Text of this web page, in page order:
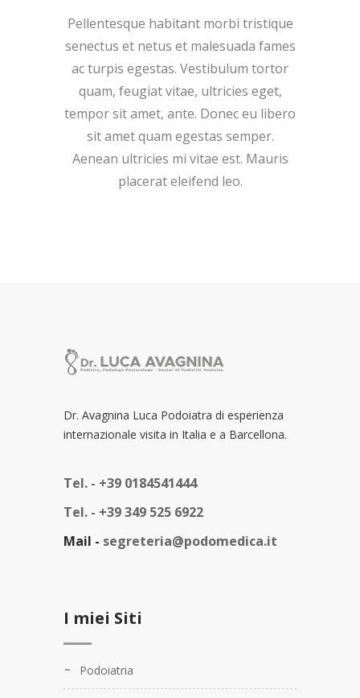
Pellentesque habitant morbi tristique
senectus et netus et malesuada fames
ac turpis egestas. Vestibulum tortor
quam, feugiat vitae, ultricies eget,
tempor sit amet, ante. Donec eu libero
sit amet quam egestas semper.
Aenean ultricies mi vitae est. Mauris
placerat eleifend leo.
Dr. Avagnina Luca Podoiatra di esperienza
internazionale visita in Italia e a Barcellona.
Tel. - +39 0184541444
Tel. - +39 349 525 6922
Mail - segreteria@podomedica.it
I miei Siti
Podoiatria